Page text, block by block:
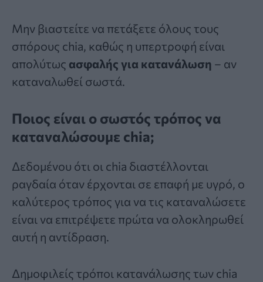
Μην βιαστείτε να πετάξετε όλους τους
σπόρους chia, καθώς η υπερτροφή είναι
απολύτως ασφαλής για κατανάλωση – αν
καταναλωθεί σωστά.
Ποιος είναι ο σωστός τρόπος να
καταναλώσουμε chia;
Δεδομένου ότι οι chia διαστέλλονται
ραγδαία όταν έρχονται σε επαφή με υγρό, ο
καλύτερος τρόπος για να τις καταναλώσετε
είναι να επιτρέψετε πρώτα να ολοκληρωθεί
αυτή η αντίδραση.
Δημοφιλείς τρόποι κατανάλωσης των chia